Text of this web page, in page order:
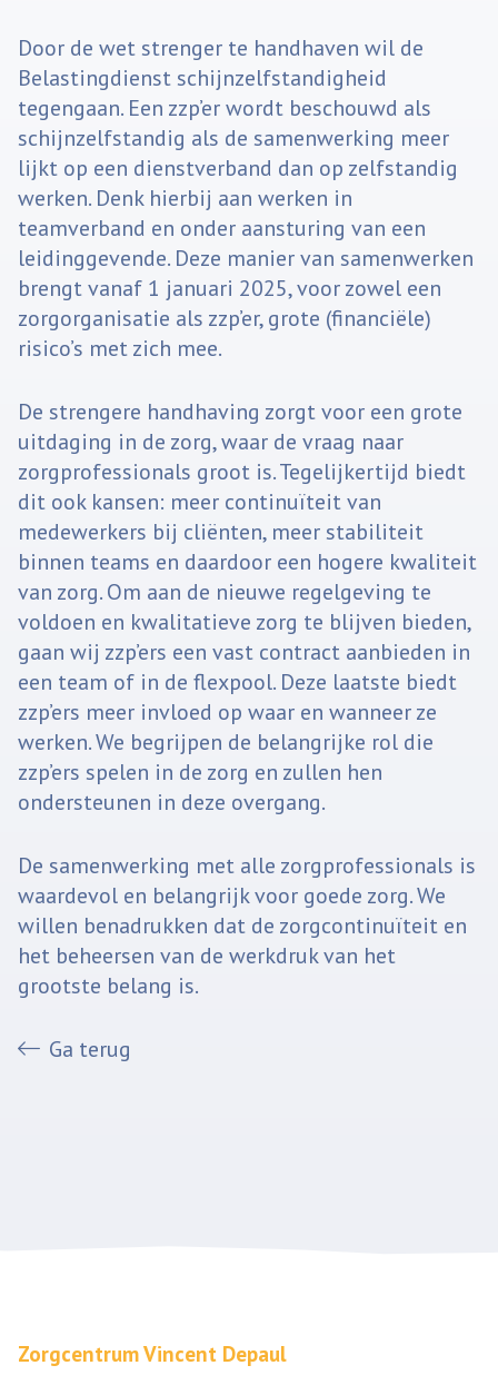
Door de wet strenger te handhaven wil de
Belastingdienst schijnzelfstandigheid
tegengaan. Een zzp’er wordt beschouwd als
schijnzelfstandig als de samenwerking meer
lijkt op een dienstverband dan op zelfstandig
werken. Denk hierbij aan werken in
teamverband en onder aansturing van een
leidinggevende. Deze manier van samenwerken
brengt vanaf 1 januari 2025, voor zowel een
zorgorganisatie als zzp’er, grote (financiële)
risico’s met zich mee.
De strengere handhaving zorgt voor een grote
uitdaging in de zorg, waar de vraag naar
zorgprofessionals groot is. Tegelijkertijd biedt
dit ook kansen: meer continuïteit van
medewerkers bij cliënten, meer stabiliteit
binnen teams en daardoor een hogere kwaliteit
van zorg. Om aan de nieuwe regelgeving te
voldoen en kwalitatieve zorg te blijven bieden,
gaan wij zzp’ers een vast contract aanbieden in
een team of in de flexpool. Deze laatste biedt
zzp’ers meer invloed op waar en wanneer ze
werken. We begrijpen de belangrijke rol die
zzp’ers spelen in de zorg en zullen hen
ondersteunen in deze overgang.
De samenwerking met alle zorgprofessionals is
waardevol en belangrijk voor goede zorg. We
willen benadrukken dat de zorgcontinuïteit en
het beheersen van de werkdruk van het
grootste belang is.
Ga terug
Zorgcentrum Vincent Depaul